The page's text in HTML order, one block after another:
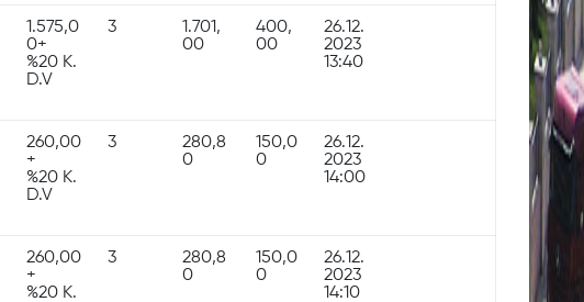
1.575,0
0+
%20 K.
D.V
3
1.701,
00
400,
00
26.12.
2023
13:40
260,00
+
%20 K.
D.V
3
280,8
0
150,0
0
26.12.
2023
14:00
260,00
+
%20 K.
3
280,8
0
150,0
0
26.12.
2023
14:10